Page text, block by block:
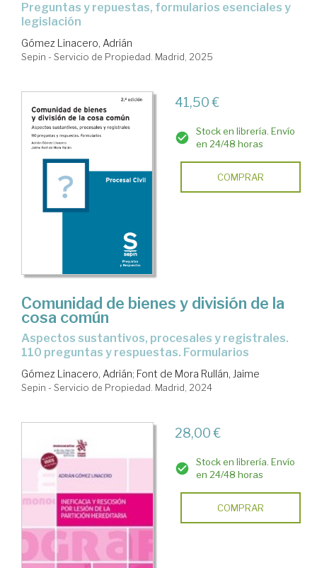
preguntas y repuestas, formularios esenciales y
legislación
Gómez Linacero, Adrián
Sepin - Servicio de Propiedad. Madrid, 2025
41,50 €
Stock en librería. Envío
en 24/48 horas
COMPRAR
Comunidad de bienes y división de la
cosa común
Aspectos sustantivos, procesales y registrales.
110 preguntas y respuestas. Formularios
Gómez Linacero, Adrián; Font de Mora Rullán, Jaime
Sepin - Servicio de Propiedad. Madrid, 2024
28,00 €
Stock en librería. Envío
en 24/48 horas
COMPRAR